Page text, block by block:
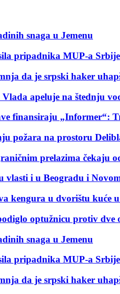
snaga u Jemenu
pripadnika MUP-a Srbije
da je srpski haker
apeluje na štednju
finansiraju „Informer“:
požara na prostoru
prelazima čekaju
vlasti i u Beogradu i
kengura u dvorištu kuće
optužnicu protiv dve
snaga u Jemenu
pripadnika MUP-a Srbije
da je srpski haker